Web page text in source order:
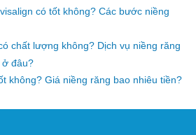
có tốt không? Các bước niềng
chất lượng không? Dịch vụ niềng răng
ở đâu?
không? Giá niềng răng bao nhiêu tiền?